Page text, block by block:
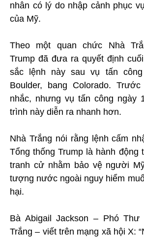
nhân có lý do nhập cảnh phục
của Mỹ.
Theo một quan chức Nhà
Trump đã đưa ra quyết định
sắc lệnh này sau vụ tấn
Boulder, bang Colorado.
nhắc, nhưng vụ tấn công ngày
trình này diễn ra nhanh hơn.
Nhà Trắng nói rằng lệnh cấm
Tổng thống Trump là hành
tranh cử nhằm bảo vệ người
tượng nước ngoài nguy hiểm
hại.
Bà Abigail Jackson – Phó
Trắng – viết trên mạng xã hội X: